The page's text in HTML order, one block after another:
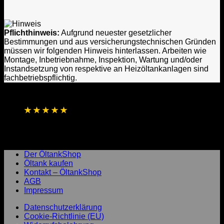
Pflichthinweis: Aufgrund neuester gesetzlicher
Bestimmungen und aus versicherungstechnischen Gründen
müssen wir folgenden Hinweis hinterlassen. Arbeiten wie
Montage, Inbetriebnahme, Inspektion, Wartung und/oder
Instandsetzung von respektive an Heizöltankanlagen sind
fachbetriebspflichtig.
★★★★★
Der ÖltankShop
Öltank kaufen
Kontakt – ÖltankShop
AGB
Impressum
Datenschutzerklärung
Cookie-Richtlinie (EU)